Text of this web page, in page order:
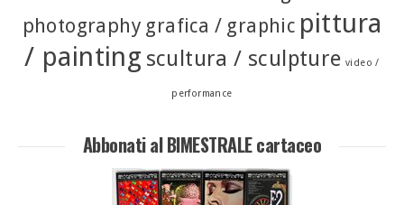
photography grafica / graphic pittura
/ painting scultura / sculpture video /
performance
Abbonati al BIMESTRALE cartaceo